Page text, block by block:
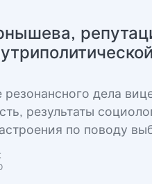
дела
результаты
по поводу